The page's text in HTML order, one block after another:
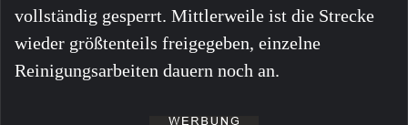
vollständig gesperrt. Mittlerweile ist die Strecke
wieder größtenteils freigegeben, einzelne
Reinigungsarbeiten dauern noch an.